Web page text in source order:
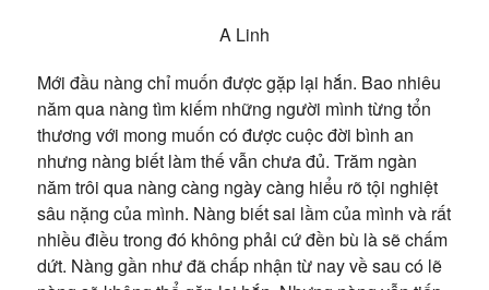
A Linh
Mới đầu nàng chỉ muốn được gặp lại hắn. Bao nhiêu
năm qua nàng tìm kiếm những người mình từng tổn
thương với mong muốn có được cuộc đời bình an
nhưng nàng biết làm thế vẫn chưa đủ. Trăm ngàn
năm trôi qua nàng càng ngày càng hiểu rõ tội nghiệt
sâu nặng của mình. Nàng biết sai lầm của mình và rất
nhiều điều trong đó không phải cứ đền bù là sẽ chấm
dứt. Nàng gần như đã chấp nhận từ nay về sau có lẽ